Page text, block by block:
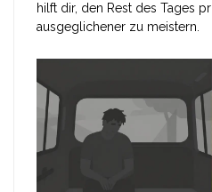
hilft dir, den Rest des Tages
ausgeglichener zu meistern.